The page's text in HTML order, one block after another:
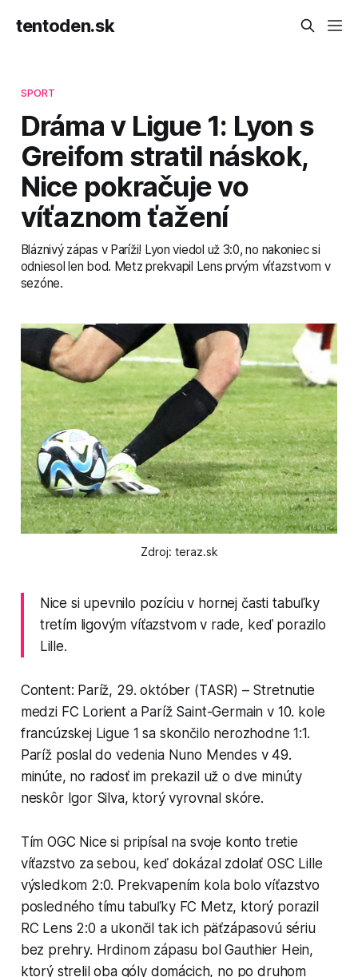
tentoden.sk
SPORT
Dráma v Ligue 1: Lyon s
Greifom stratil náskok,
Nice pokračuje vo
víťaznom ťažení
Bláznivý zápas v Paríži! Lyon viedol už 3:0, no nakoniec si
odniesol len bod. Metz prekvapil Lens prvým víťazstvom v
sezóne.
Zdroj: teraz.sk
Nice si upevnilo pozíciu v hornej časti tabuľky
tretím ligovým víťazstvom v rade, keď porazilo
Lille.
Content: Paríž, 29. október (TASR) – Stretnutie
medzi FC Lorient a Paríž Saint-Germain v 10. kole
francúzskej Ligue 1 sa skončilo nerozhodne 1:1.
Paríž poslal do vedenia Nuno Mendes v 49.
minúte, no radosť im prekazil už o dve minúty
neskôr Igor Silva, ktorý vyrovnal skóre.
Tím OGC Nice si pripísal na svoje konto tretie
víťazstvo za sebou, keď dokázal zdolať OSC Lille
výsledkom 2:0. Prekvapením kola bolo víťazstvo
posledného tímu tabuľky FC Metz, ktorý porazil
RC Lens 2:0 a ukončil tak ich päťzápasovú sériu
bez prehry. Hrdinom zápasu bol Gauthier Hein,
ktorý strelil oba góly domácich, no po druhom